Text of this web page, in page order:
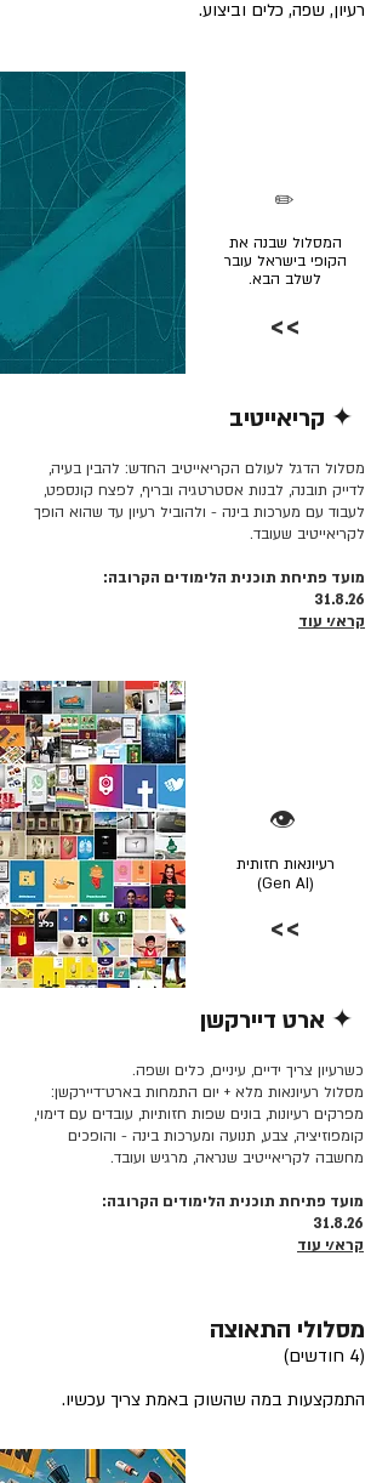
רעיון, שפה, כלים וביצוע.
המסלול שבנה את
הקופי בישראל עובר
לשלב הבא.
✏️
>>
✦ קריאייטיב
מסלול הדגל לעולם הקריאייטיב החדש: להבין בעיה,
לדייק תובנה, לבנות אסטרטגיה ובריף, לפצח קונספט,
לעבוד עם מערכות בינה - ולהוביל רעיון עד שהוא הופך
לקריאייטיב שעובד.
מועד פתיחת תוכנית הלימודים הקרובה:
31.8.26
קרא/י עוד
👁️
רעיונאות חזותית
(Gen AI)
>>
✦ ארט דיירקשן
כשרעיון צריך ידיים, עיניים, כלים ושפה.
מסלול רעיונאות מלא + יום התמחות בארט־דיירקשן:
מפרקים רעיונות, בונים שפות חזותיות, עובדים עם דימוי,
קומפוזיציה, צבע, תנועה ומערכות בינה - והופכים
מחשבה לקריאייטיב שנראה, מרגיש ועובד.
מועד פתיחת תוכנית הלימודים הקרובה:
31.8.26
קרא/י עוד
מסלולי התאוצה
(4 חודשים)
התמקצעות במה שהשוק באמת צריך עכשיו.